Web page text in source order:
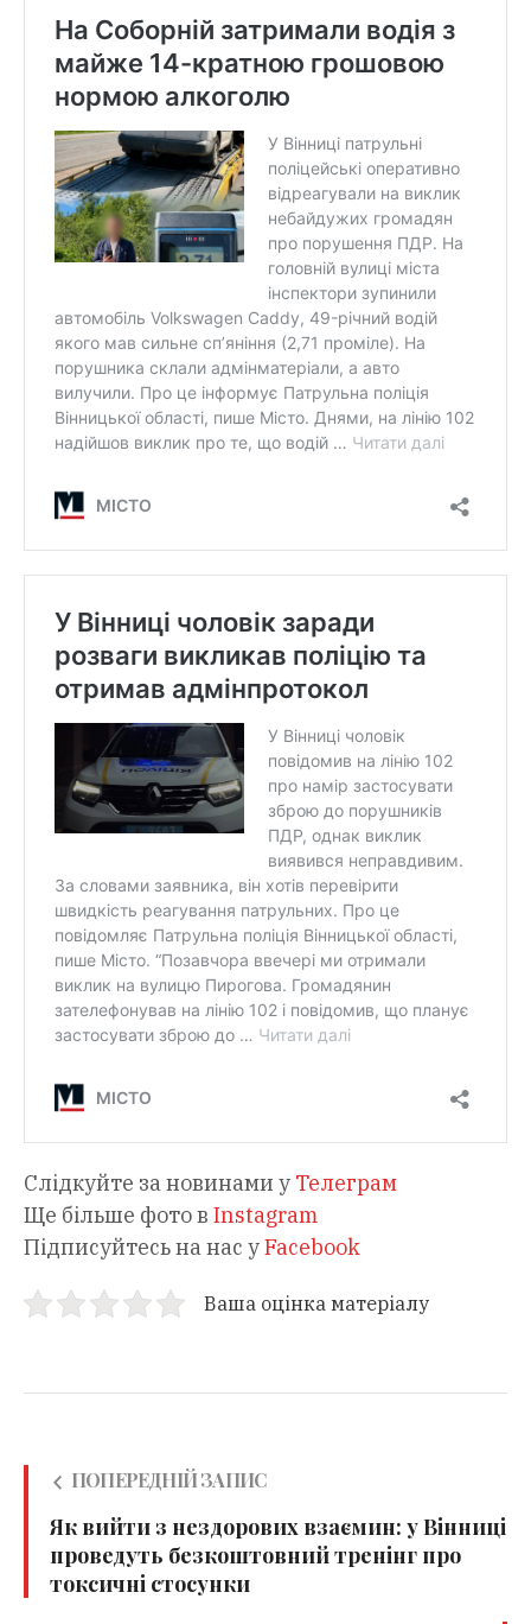
Слідкуйте за новинами у Телеграм
Ще більше фото в Instagram
Підписуйтесь на нас уFacebook
Ваша оцінка матеріалу
ПОПЕРЕДНІЙ ЗАПИС
Як вийти з нездорових взаємин: у Вінниці
проведуть безкоштовний тренінг про
токсичні стосунки